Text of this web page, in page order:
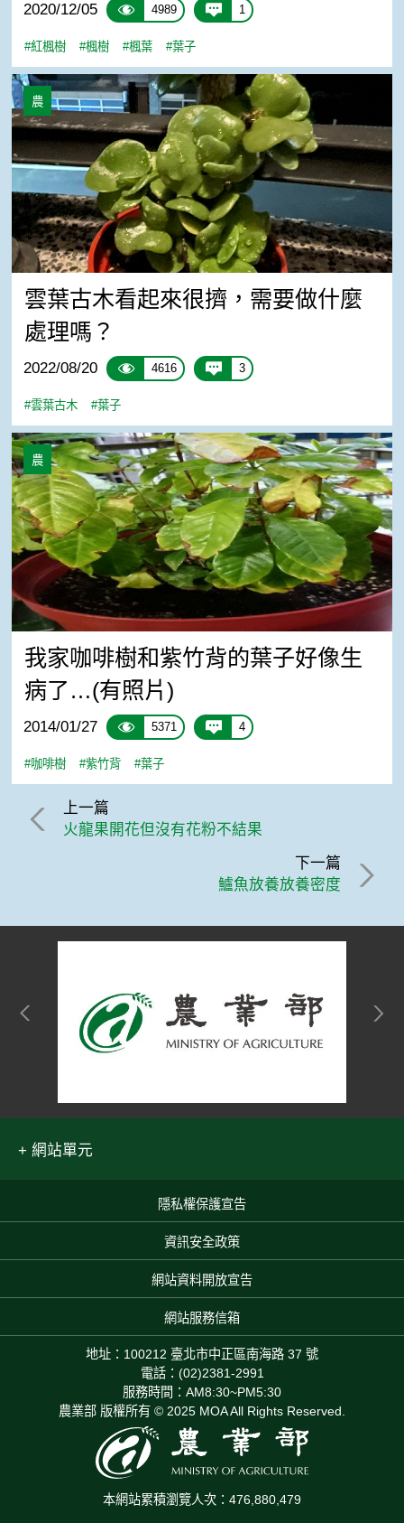
2020/12/05 4989 1
#紅楓樹 #楓樹 #楓葉 #葉子
雲葉古木看起來很擠，需要做什麼處理嗎？
農
雲葉古木看起來很擠，需要做什麼
處理嗎？
2022/08/20 4616 3
#雲葉古木 #葉子
我家咖啡樹和紫竹背的葉子好像生病了…(有照片)
農
我家咖啡樹和紫竹背的葉子好像生
病了…(有照片)
2014/01/27 5371 4
#咖啡樹 #紫竹背 #葉子
上一篇
火龍果開花但沒有花粉不結果
下一篇
鱸魚放養放養密度
網站單元
隱私權保護宣告
資訊安全政策
網站資料開放宣告
網站服務信箱
地址：100212 臺北市中正區南海路 37 號
電話：(02)2381-2991
服務時間：AM8:30~PM5:30
農業部 版權所有 © 2025 MOA All Rights Reserved.
本網站累積瀏覽人次：476,880,479